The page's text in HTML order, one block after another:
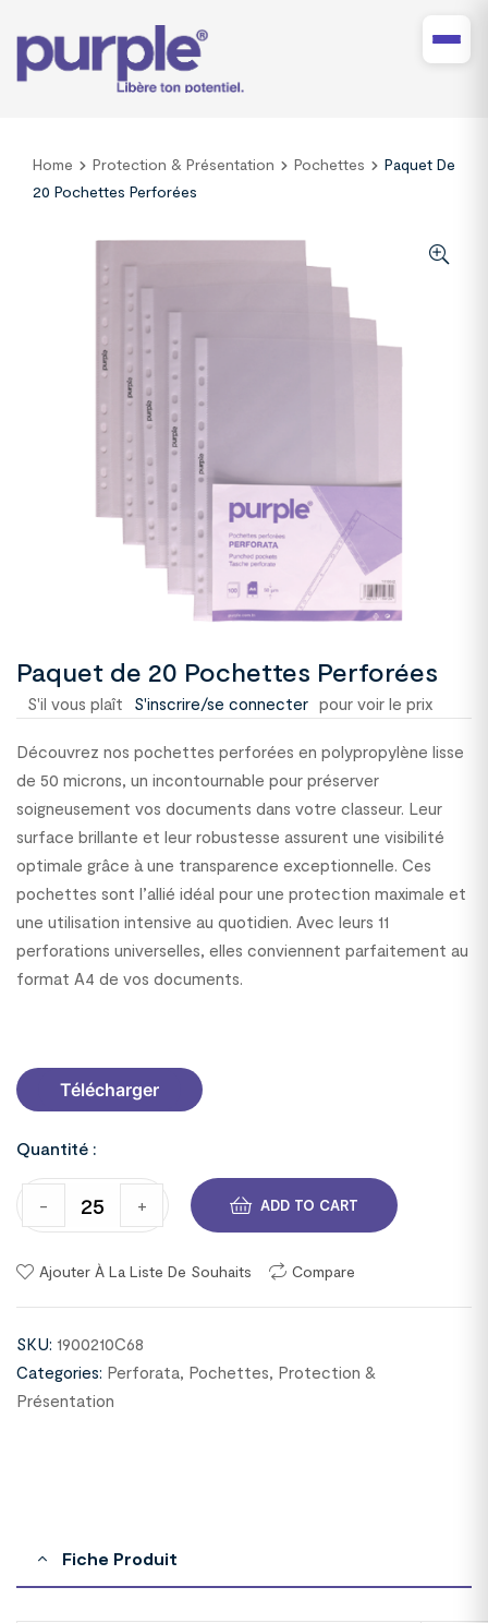
Home Protection & Présentation Pochettes
Paquet De
20 Pochettes Perforées
Paquet de 20 Pochettes Perforées
S'il vous plaît S'inscrire/se connecter pour voir le prix
Découvrez nos pochettes perforées en polypropylène lisse
de 50 microns, un incontournable pour préserver
soigneusement vos documents dans votre classeur. Leur
surface brillante et leur robustesse assurent une visibilité
optimale grâce à une transparence exceptionnelle. Ces
pochettes sont l’allié idéal pour une protection maximale et
une utilisation intensive au quotidien. Avec leurs 11
perforations universelles, elles conviennent parfaitement au
format A4 de vos documents.
Télécharger
Quantité :
- + ADD TO CART
Ajouter À La Liste De Souhaits Compare
SKU: 1900210C68
Categories: Perforata, Pochettes, Protection &
Présentation
Fiche Produit